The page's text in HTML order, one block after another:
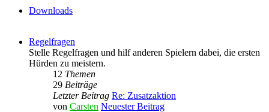
Downloads
Regelfragen
Stelle Regelfragen und hilf anderen Spielern dabei, die ersten
Hürden zu meistern.
12 Themen
29 Beiträge
Letzter Beitrag Re: Zusatzaktion
von Carsten Neuester Beitrag